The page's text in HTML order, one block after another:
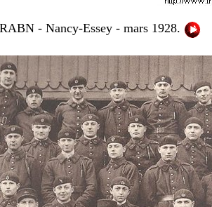
- Nancy-Essey - mars 1928.